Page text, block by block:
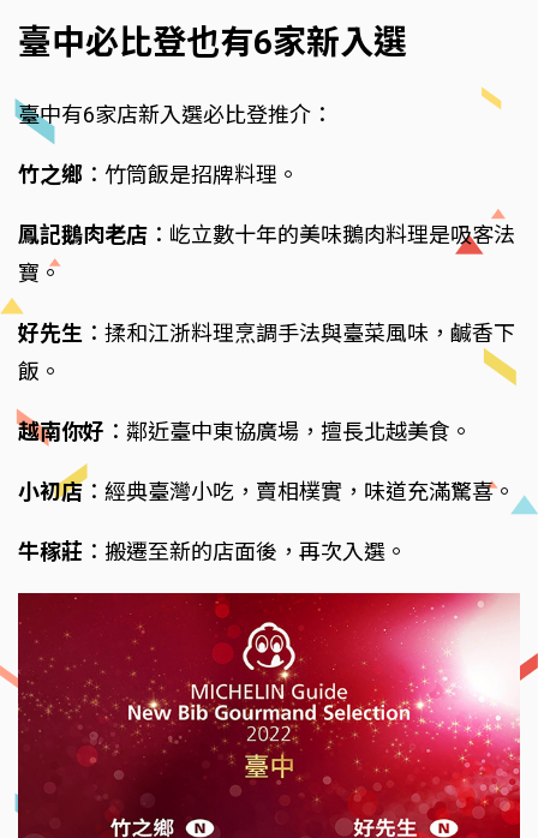
臺中必比登也有6家新入選
臺中有6家店新入選必比登推介：
竹之鄉 ：竹筒飯是招牌料理。
鳳記鵝肉老店 ：屹立數十年的美味鵝肉料理是吸客法
寶。
好先生 ：揉和江浙料理烹調手法與臺菜風味，鹹香下
飯。
越南你好 ：鄰近臺中東協廣場，擅長北越美食。
小初店 ：經典臺灣小吃，賣相樸實，味道充滿驚喜。
牛稼莊 ：搬遷至新的店面後，再次入選。